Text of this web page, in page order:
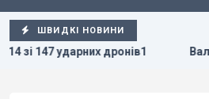
ШВИДКІ НОВИНИ
Валюта дорожчає перед